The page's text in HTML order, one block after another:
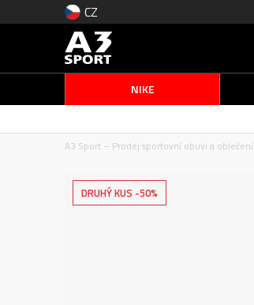
CZ
NIKE
A3 Sport – Prodej sportovní obuvi a oblečení
DRUHÝ KUS -50%